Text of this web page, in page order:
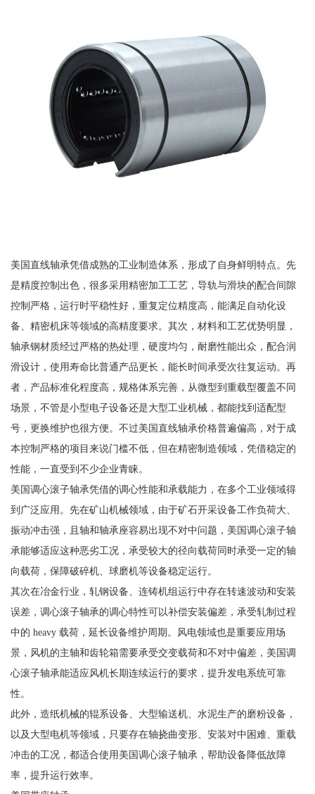
美国直线轴承凭借成熟的工业制造体系，形成了自身鲜明特点。先
是精度控制出色，很多采用精密加工工艺，导轨与滑块的配合间隙
控制严格，运行时平稳性好，重复定位精度高，能满足自动化设
备、精密机床等领域的高精度要求。其次，材料和工艺优势明显，
轴承钢材质经过严格的热处理，硬度均匀，耐磨性能出众，配合润
滑设计，使用寿命比普通产品更长，能长时间承受次往复运动。再
者，产品标准化程度高，规格体系完善，从微型到重载型覆盖不同
场景，不管是小型电子设备还是大型工业机械，都能找到适配型
号，更换维护也很方便。不过美国直线轴承价格普遍偏高，对于成
本控制严格的项目来说门槛不低，但在精密制造领域，凭借稳定的
性能，一直受到不少企业青睐。
美国调心滚子轴承凭借的调心性能和承载能力，在多个工业领域得
到广泛应用。先在矿山机械领域，由于矿石开采设备工作负荷大、
振动冲击强，且轴和轴承座容易出现不对中问题，美国调心滚子轴
承能够适应这种恶劣工况，承受较大的径向载荷同时承受一定的轴
向载荷，保障破碎机、球磨机等设备稳定运行。
其次在冶金行业，轧钢设备、连铸机组运行中存在转速波动和安装
误差，调心滚子轴承的调心特性可以补偿安装偏差，承受轧制过程
中的 heavy 载荷，延长设备维护周期。风电领域也是重要应用场
景，风机的主轴和齿轮箱需要承受交变载荷和不对中偏差，美国调
心滚子轴承能适应风机长期连续运行的要求，提升发电系统可靠
性。
此外，造纸机械的辊系设备、大型输送机、水泥生产的磨粉设备，
以及大型电机等领域，只要存在轴挠曲变形、安装对中困难、重载
冲击的工况，都适合使用美国调心滚子轴承，帮助设备降低故障
率，提升运行效率。